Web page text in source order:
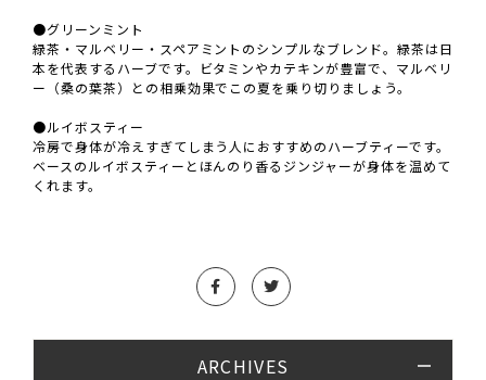
●グリーンミント
緑茶・マルベリー・スペアミントのシンプルなブレンド。緑茶は日
本を代表するハーブです。ビタミンやカテキンが豊富で、マルベリ
ー（桑の葉茶）との相乗効果でこの夏を乗り切りましょう。
●ルイボスティー
冷房で身体が冷えすぎてしまう人におすすめのハーブティーです。
ベースのルイボスティーとほんのり香るジンジャーが身体を温めて
くれます。
ARCHIVES